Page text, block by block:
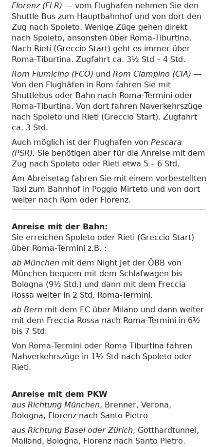
Florenz (FLR) — vom Flughafen nehmen Sie den
Shuttle Bus zum Hauptbahnhof und von dort den
Zug nach Spoleto. Wenige Züge gehen direkt
nach Spoleto, ansonsten über Roma-Tiburtina.
Nach Rieti (Greccio Start) geht es immer über
Roma-Tiburtina. Zugfahrt ca. 3½ Std – 4 Std.
Rom Fiumicino (FCO) und Rom Ciampino (CIA) —
Von den Flughäfen in Rom fahren Sie mit
Shuttlebus oder Bahn nach Roma-Termini oder
Roma-Tiburtina. Von dort fahren Naverkehrszüge
nach Spoleto und Rieti (Greccio Start). Zugfahrt
ca. 3 Std.
Auch möglich ist der Flughafen von Pescara
(PSR). Sie benötigen aber für die Anreise mit dem
Zug nach Spoleto oder Rieti etwa 5 – 6 Std.
Am Abreisetag fahren Sie mit einem vorbestellten
Taxi zum Bahnhof in Poggio Mirteto und von dort
weiter nach Rom oder Florenz.
Anreise mit der Bahn:
Sie erreichen Spoleto oder Rieti (Greccio Start)
über Roma-Termini z.B. :
ab München mit dem Night Jet der ÖBB von
München bequem mit dem Schlafwagen bis
Bologna (9½ Std.) und dann mit dem Freccia
Rossa weiter in 2 Std. Roma-Termini.
ab Bern mit dem EC über Milano und dann weiter
mit dem Freccia Rossa nach Roma-Termini in 6½
bis 7 Std.
Von Roma-Termini oder Roma Tiburtina fahren
Nahverkehrszüge in 1½ Std nach Spoleto oder
Rieti.
Anreise mit dem PKW
aus Richtung München, Brenner, Verona,
Bologna, Florenz nach Santo Pietro
aus Richtung Basel oder Zürich, Gotthardtunnel,
Mailand, Bologna, Florenz nach Santo Pietro.